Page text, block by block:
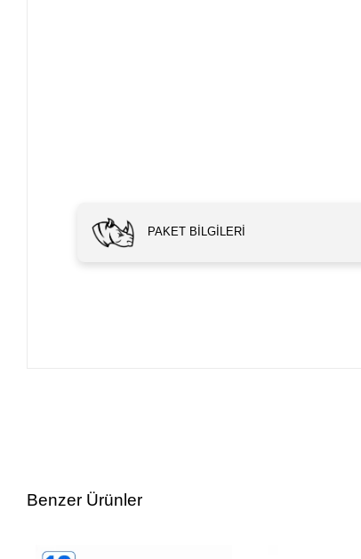
PAKET BILGILERI
Benzer Ürünler